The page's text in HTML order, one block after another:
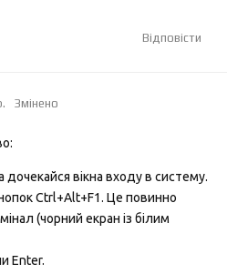
Відповісти
Змінено
вікна входу в систему.
Ctrl+Alt+F1. Це повинно
(чорний екран із білим
Enter.